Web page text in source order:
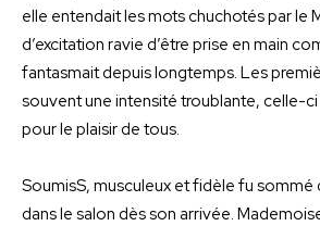
elle entendait les mots chuchotés par le
d’excitation ravie d’être prise en main
fantasmait depuis longtemps. Les
souvent une intensité troublante, celle-
pour le plaisir de tous.
SoumisS, musculeux et fidèle fu sommé
dans le salon dès son arrivée.